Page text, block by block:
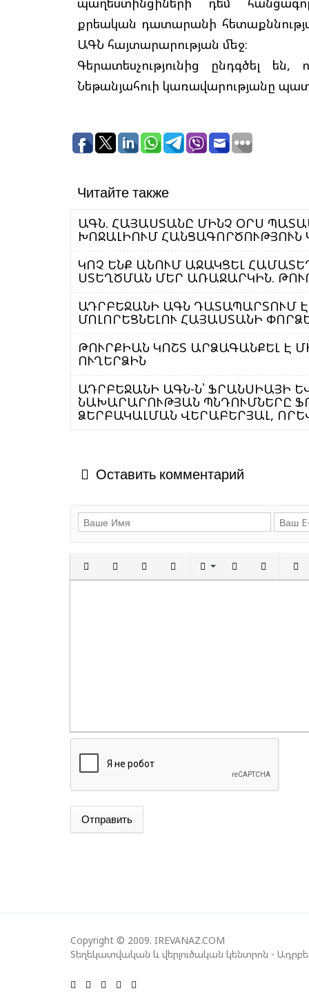
քրեական դատարանի
ԱԳՆ հայտարարության մեջ։
Գերատեսչությունից ընդգծել
Նեթանյահուի կառավարությանը
Читайте также
ԱԳՆ. ՀԱՅԱՍՏԱՆԸ ՄԻՆՉ ՕՐՍ
ԽՈՋԱԼԻՈՒՄ ՀԱՆՑԱԳՈՐԾՈՒԹՅՈՒՆ
ԿՈՉ ԵՆՔ ԱՆՈՒՄ ԱՋԱԿՑԵԼ
ՍՏԵՂԾՄԱՆ ՄԵՐ ԱՌԱՋԱՐԿԻՆ.
ԱԴՐԲԵՋԱՆԻ ԱԳՆ ԴԱՏԱՊԱՐՏՈՒՄ
ՄՈԼՈՐԵՑՆԵԼՈՒ ՀԱՅԱՍՏԱՆԻ
ԹՈՒՐՔԻԱՆ ԿՈՇՏ ԱՐՁԱԳԱՆՔԵԼ Է
ՈՒՂԵՐՁԻՆ
ԱԴՐԲԵՋԱՆԻ ԱԳՆ-Ն՝ ՖՐԱՆՍԻԱՅԻ
ՆԱԽԱՐԱՐՈՒԹՅԱՆ ՊՆԴՈՒՄՆԵՐԸ
ՁԵՐԲԱԿԱԼՄԱՆ ՎԵՐԱԲԵՐՅԱԼ,
Оставить комментарий
Полужирный
КурсивПодчеркнутый
Зачеркнутый
Отправить
Copyright © 2009. IREVANAZ.COM
Տեղեկատվական և վերլուծական կենտրոն -